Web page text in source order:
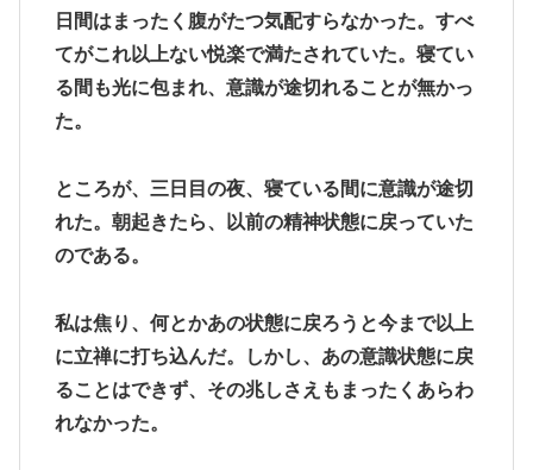
日間はまったく腹がたつ気配すらなかった。すべ
てがこれ以上ない悦楽で満たされていた。寝てい
る間も光に包まれ、意識が途切れることが無かっ
た。
ところが、三日目の夜、寝ている間に意識が途切
れた。朝起きたら、以前の精神状態に戻っていた
のである。
私は焦り、何とかあの状態に戻ろうと今まで以上
に立禅に打ち込んだ。しかし、あの意識状態に戻
ることはできず、その兆しさえもまったくあらわ
れなかった。